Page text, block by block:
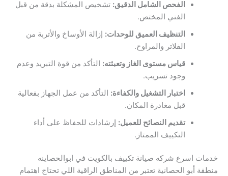
الفحص الشامل الدقيق: تشخيص المشكلة بدقة من قبل
الفني المختص.
التنظيف العميق للوحدات: إزالة الأوساخ والأتربة من
الفلاتر والمراوح.
قياس مستوى الغاز وتعبئته: التأكد من قوة التبريد وعدم
وجود تسريب.
اختبار التشغيل والكفاءة: التأكد من عمل الجهاز بفعالية
قبل مغادرة المكان.
تقديم النصائح للعميل: إرشادات للحفاظ على أداء
التكييف الممتاز.
خدمات اسرع شركه صيانة تكييف بالكويت في ابوالحصاينه
منطقة أبو الحصانية تعتبر من المناطق الراقية اللي تحتاج اهتمام